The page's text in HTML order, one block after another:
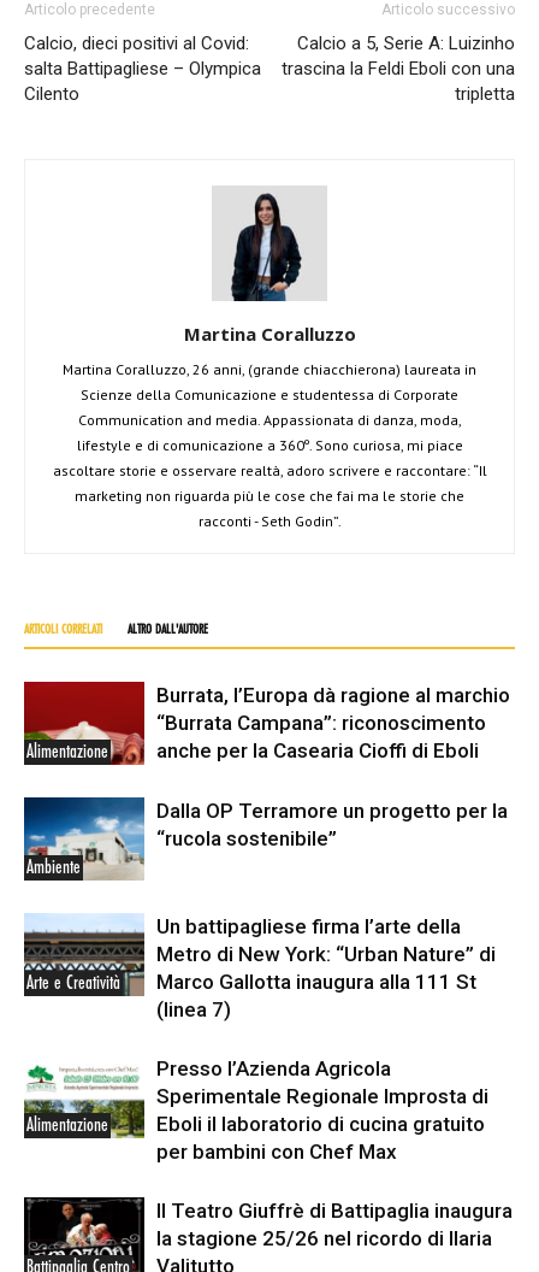
Articolo precedente
Calcio, dieci positivi al Covid:
salta Battipagliese – Olympica
Cilento
Articolo successivo
Calcio a 5, Serie A: Luizinho
trascina la Feldi Eboli con una
tripletta
Martina Coralluzzo
Martina Coralluzzo, 26 anni, (grande chiacchierona) laureata in
Scienze della Comunicazione e studentessa di Corporate
Communication and media. Appassionata di danza, moda,
lifestyle e di comunicazione a 360º. Sono curiosa, mi piace
ascoltare storie e osservare realtà, adoro scrivere e raccontare: “Il
marketing non riguarda più le cose che fai ma le storie che
racconti - Seth Godin”.
ARTICOLI CORRELATI ALTRO DALL'AUTORE
Alimentazione
Burrata, l’Europa dà ragione al marchio
“Burrata Campana”: riconoscimento
anche per la Casearia Cioffi di Eboli
Ambiente
Dalla OP Terramore un progetto per la
“rucola sostenibile”
Arte e Creatività
Un battipagliese firma l’arte della
Metro di New York: “Urban Nature” di
Marco Gallotta inaugura alla 111 St
(linea 7)
Alimentazione
Presso l’Azienda Agricola
Sperimentale Regionale Improsta di
Eboli il laboratorio di cucina gratuito
per bambini con Chef Max
Battipaglia Centro
Il Teatro Giuffrè di Battipaglia inaugura
la stagione 25/26 nel ricordo di Ilaria
Valitutto